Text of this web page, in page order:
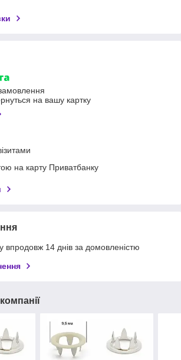
на вашу картку
на карту Приватбанку
впродовж 14 днів за домовленістю